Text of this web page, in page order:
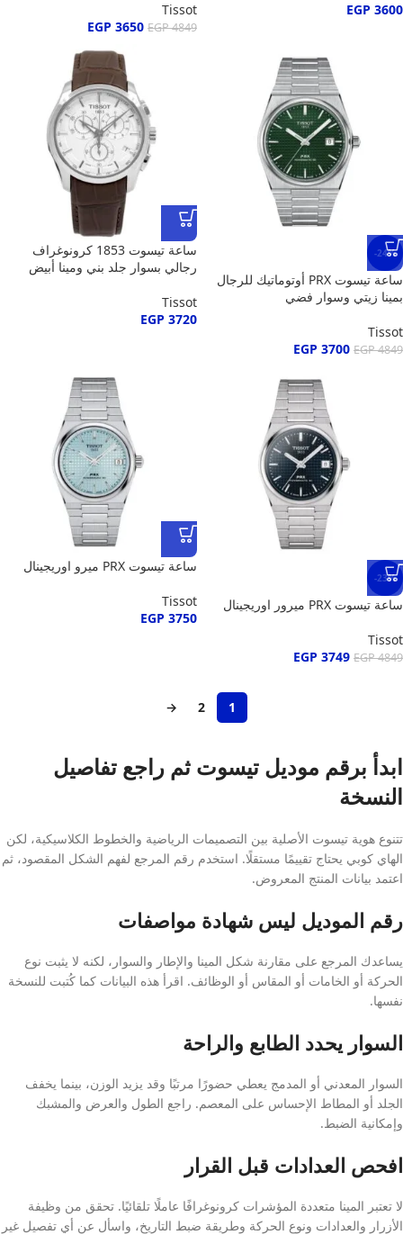
EGP 3600
Tissot
EGP4849
EGP 3650
-24%
ساعة تيسوت PRX أوتوماتيك للرجال
بمينا زيتي وسوار فضي
Tissot
EGP4849
EGP 3700
ساعة تيسوت 1853 كرونوغراف
رجالي بسوار جلد بني ومينا أبيض
Tissot
EGP 3720
-23%
ساعة تيسوت PRX ميرور اوريجينال
Tissot
EGP4849
EGP 3749
ساعة تيسوت PRX ميرو اوريجينال
Tissot
EGP 3750
1
2
→
ابدأ برقم موديل تيسوت ثم راجع تفاصيل
النسخة
تتنوع هوية تيسوت الأصلية بين التصميمات الرياضية والخطوط الكلاسيكية، لكن
الهاي كوبي يحتاج تقييمًا مستقلًا. استخدم رقم المرجع لفهم الشكل المقصود، ثم
اعتمد بيانات المنتج المعروض.
رقم الموديل ليس شهادة مواصفات
يساعدك المرجع على مقارنة شكل المينا والإطار والسوار، لكنه لا يثبت نوع
الحركة أو الخامات أو المقاس أو الوظائف. اقرأ هذه البيانات كما كُتبت للنسخة
نفسها.
السوار يحدد الطابع والراحة
السوار المعدني أو المدمج يعطي حضورًا مرتبًا وقد يزيد الوزن، بينما يخفف
الجلد أو المطاط الإحساس على المعصم. راجع الطول والعرض والمشبك
وإمكانية الضبط.
افحص العدادات قبل القرار
لا تعتبر المينا متعددة المؤشرات كرونوغرافًا عاملًا تلقائيًا. تحقق من وظيفة
الأزرار والعدادات ونوع الحركة وطريقة ضبط التاريخ، واسأل عن أي تفصيل غير